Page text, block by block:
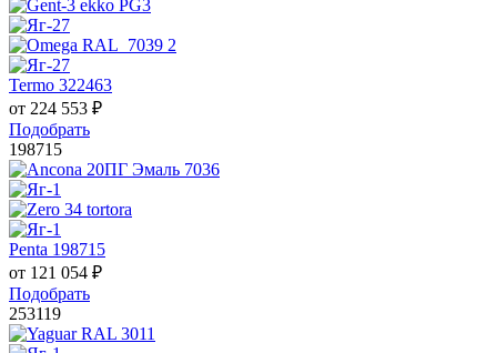
Termo 322463
от 224 553 ₽
Подобрать
198715
Penta 198715
от 121 054 ₽
Подобрать
253119